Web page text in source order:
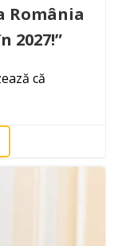
România
2027!”
că